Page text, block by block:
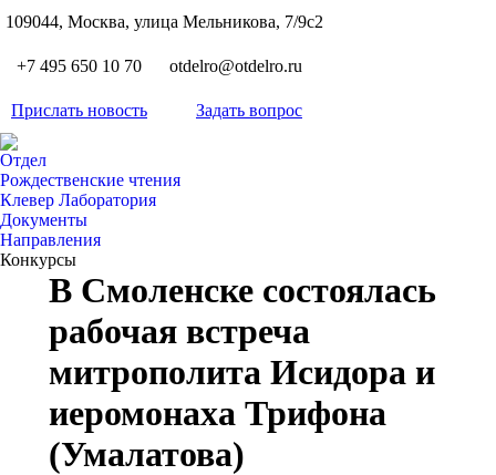
109044, Москва, улица Мельникова, 7/9с2
+7 495 650 10 70 otdelro@otdelro.ru
Прислать новость Задать вопрос
Отдел
Рождественские чтения
Клевер Лаборатория
Документы
Направления
Конкурсы
В Смоленске состоялась
рабочая встреча
митрополита Исидора и
иеромонаха Трифона
(Умалатова)